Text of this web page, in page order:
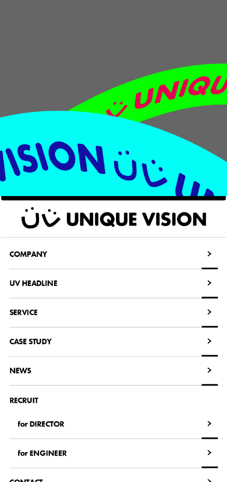
COMPANY
UV HEADLINE
SERVICE
CASE STUDY
NEWS
RECRUIT
for DIRECTOR
for ENGINEER